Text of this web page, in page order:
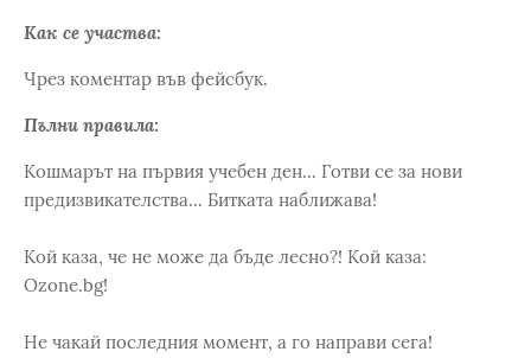
Как се участва:
Чрез коментар във фейсбук.
Пълни правила:
Кошмарът на първия учебен ден... Готви се за нови
предизвикателства... Битката наближава!
Кой каза, че не може да бъде лесно?! Кой каза:
Ozone.bg!
Не чакай последния момент, а го направи сега!